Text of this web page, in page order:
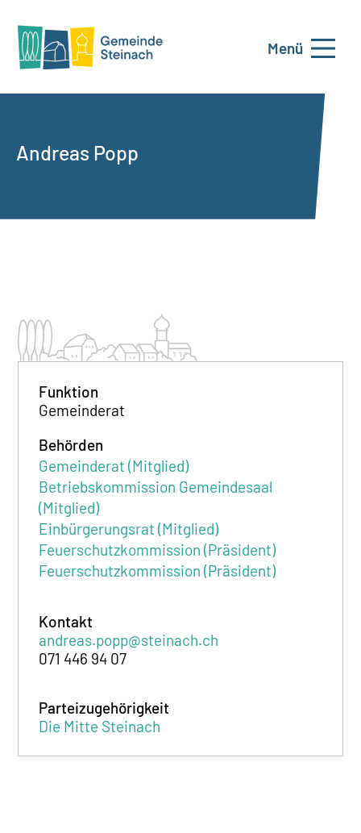
Menü
Andreas Popp
Funktion
Gemeinderat
Behörden
Gemeinderat (Mitglied)
Betriebskommission Gemeindesaal
(Mitglied)
Einbürgerungsrat (Mitglied)
Feuerschutzkommission (Präsident)
Feuerschutzkommission (Präsident)
Kontakt
andreas.popp@steinach.ch
071 446 94 07
Parteizugehörigkeit
Die Mitte Steinach